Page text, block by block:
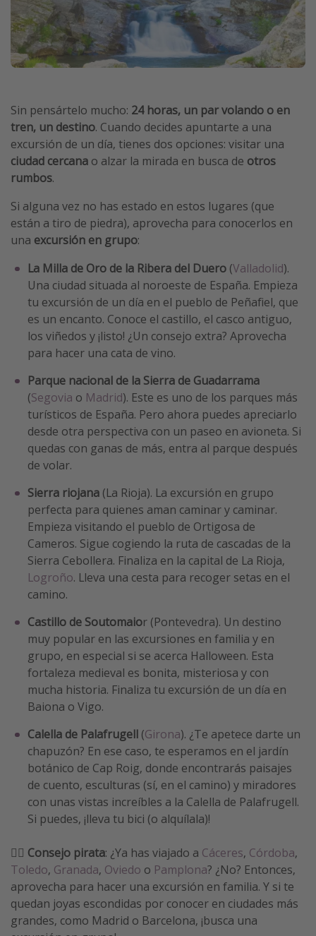
Sin pensártelo mucho: 24 horas, un par volando o en
tren, un destino. Cuando decides apuntarte a una
excursión de un día, tienes dos opciones: visitar una
ciudad cercana o alzar la mirada en busca de otros
rumbos.
Si alguna vez no has estado en estos lugares (que
están a tiro de piedra), aprovecha para conocerlos en
una excursión en grupo:
La Milla de Oro de la Ribera del Duero (Valladolid).
Una ciudad situada al noroeste de España. Empieza
tu excursión de un día en el pueblo de Peñafiel, que
es un encanto. Conoce el castillo, el casco antiguo,
los viñedos y ¡listo! ¿Un consejo extra? Aprovecha
para hacer una cata de vino.
Parque nacional de la Sierra de Guadarrama
(Segovia o Madrid). Este es uno de los parques más
turísticos de España. Pero ahora puedes apreciarlo
desde otra perspectiva con un paseo en avioneta. Si
quedas con ganas de más, entra al parque después
de volar.
Sierra riojana (La Rioja). La excursión en grupo
perfecta para quienes aman caminar y caminar.
Empieza visitando el pueblo de Ortigosa de
Cameros. Sigue cogiendo la ruta de cascadas de la
Sierra Cebollera. Finaliza en la capital de La Rioja,
Logroño. Lleva una cesta para recoger setas en el
camino.
Castillo de Soutomaior (Pontevedra). Un destino
muy popular en las excursiones en familia y en
grupo, en especial si se acerca Halloween. Esta
fortaleza medieval es bonita, misteriosa y con
mucha historia. Finaliza tu excursión de un día en
Baiona o Vigo.
Calella de Palafrugell (Girona). ¿Te apetece darte un
chapuzón? En ese caso, te esperamos en el jardín
botánico de Cap Roig, donde encontrarás paisajes
de cuento, esculturas (sí, en el camino) y miradores
con unas vistas increíbles a la Calella de Palafrugell.
Si puedes, ¡lleva tu bici (o alquílala)!
🏴‍☠️ Consejo pirata: ¿Ya has viajado a Cáceres, Córdoba,
Toledo, Granada, Oviedo o Pamplona? ¿No? Entonces,
aprovecha para hacer una excursión en familia. Y si te
quedan joyas escondidas por conocer en ciudades más
grandes, como Madrid o Barcelona, ¡busca una